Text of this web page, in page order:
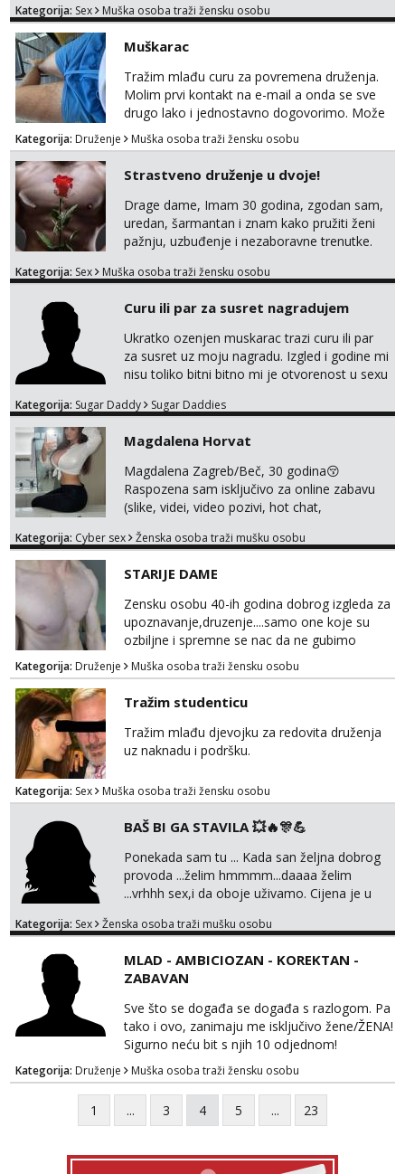
vjeru, nacionalnost i bračni status za SEKS
IGRAČKAMA od vibratora i umjetnih dilda do
analnih čepova raznih veličina i oblika. Na
uvid dajem POTVRDU da NEMAM
SEKSUALNO PRENOSIVIH BOLESTI. Javi se
ako te...
Kategorija: Sex Muška osoba traži žensku osobu
Muškarac
Tražim mlađu curu za povremena druženja.
Molim prvi kontakt na e-mail a onda se sve
drugo lako i jednostavno dogovorimo. Može
sve u krugu od 100 km oko Zagreba
Kategorija: Druženje Muška osoba traži žensku osobu
Strastveno druženje u dvoje!
Drage dame, Imam 30 godina, zgodan sam,
uredan, šarmantan i znam kako pružiti ženi
pažnju, uzbuđenje i nezaboravne trenutke.
snažnoj privlačnosti, strasti i noći ispunjenoj
Ako ti nedostaje dodir, poljupci, kemija i
muškarac koji će se potpuno posvetiti tvom
zadovoljstvu, možda smo upravo ono što
oboje t...
Kategorija: Sex Muška osoba traži žensku osobu
Curu ili par za susret nagradujem
Ukratko ozenjen muskarac trazi curu ili par
za susret uz moju nagradu. Izgled i godine mi
nisu toliko bitni bitno mi je otvorenost u sexu
jave na mail . Molim ako je moguce prvi mail
necete pozalit
Kategorija: Sugar Daddy Sugar Daddies
Magdalena Horvat
Magdalena Zagreb/Beč, 30 godina😚
Raspozena sam isključivo za online zabavu
(slike, videi, video pozivi, hot chat,
oglasu su MOJE❗ Instagram:
TELEGRAM: @MagdalenaMagy 👈
(ODGOVARAM JAKO BRZO TU I TU PISITE
AKO STE ZA ZABAVU)🔥 Moguće
verifkovanje prije zabave✅ JAVI MI SE I
ISPUNI SVOJE NAJVECE FANTAZIJE😈 CEKA...
Kategorija: Cyber sex Ženska osoba traži mušku osobu
STARIJE DAME
Zensku osobu 40-ih godina dobrog izgleda za
upoznavanje,druzenje....samo one koje su
ozbiljne i spremne se nac da ne gubimo
vrijeme!
Kategorija: Druženje Muška osoba traži žensku osobu
Tražim studenticu
Tražim mlađu djevojku za redovita druženja
uz naknadu i podršku.
Kategorija: Sex Muška osoba traži žensku osobu
BAŠ BI GA STAVILA 💥🔥🎊💪
Ponekada sam tu ... Kada san željna dobrog
provoda ...želim hmmmm...daaaa želim
...vrhhh sex,i da oboje uživamo. Cijena je u
Procjeni jesi li ti taj .?! Ja bi jednog ali
guza ... Javi se 🔥Samo na mail.
Kategorija: Sex Ženska osoba traži mušku osobu
MLAD - AMBICIOZAN - KOREKTAN -
ZABAVAN
Sve što se događa se događa s razlogom. Pa
tako i ovo, zanimaju me isključivo žene/ŽENA!
Sigurno neću bit s njih 10 odjednom!
Kategorija: Druženje Muška osoba traži žensku osobu
1 ... 3 4 5 ... 23